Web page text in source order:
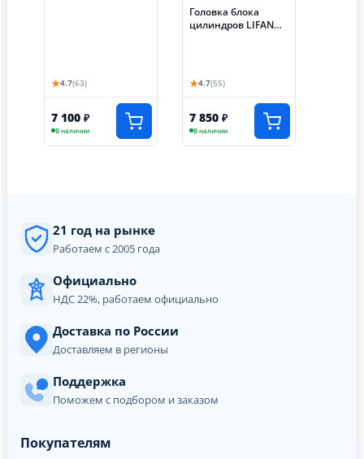
★4.7(63)
7 100 ₽
В наличии
Головка блока
цилиндров LIFAN
★4.7(55)
7 850 ₽
В наличии
21 год на рынке
Работаем с 2005 года
Официально
НДС 22%, работаем официально
Доставка по России
Доставляем в регионы
Поддержка
Поможем с подбором и заказом
Покупателям